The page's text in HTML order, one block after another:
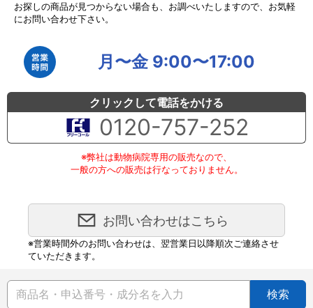
お探しの商品が見つからない場合も、お調べいたしますので、お気軽
にお問い合わせ下さい。
月〜金 9:00〜17:00
クリックして電話をかける
0120-757-252
※弊社は動物病院専用の販売なので、
一般の方への販売は行なっておりません。
お問い合わせはこちら
※営業時間外のお問い合わせは、翌営業日以降順次ご連絡させ
ていただきます。
検索